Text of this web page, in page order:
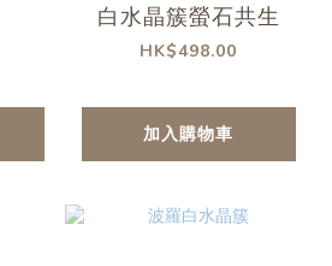
白水晶簇螢石共生
HK$498.00
加入購物車